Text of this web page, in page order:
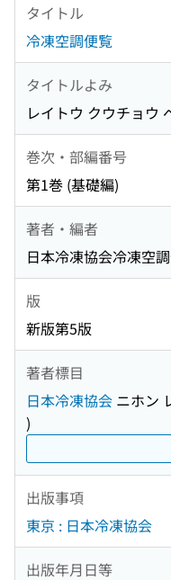
タイトル
冷凍空調便覧
タイトルよみ
レイトウ クウチョウ
巻次・部編番号
第1巻 (基礎編)
著者・編者
日本冷凍協会冷凍空
版
新版第5版
著者標目
日本冷凍協会 ニホン
)
出版事項
東京 : 日本冷凍協会
出版年月日等